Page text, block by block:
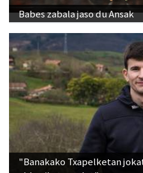
Babes zabala jaso du Ansak
"Banakako Txapelketan